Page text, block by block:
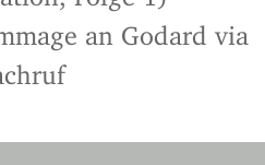
an Godard via